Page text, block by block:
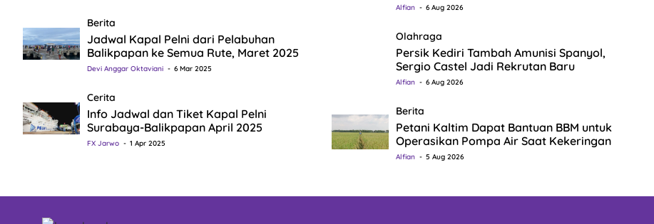
Berita
Jadwal Kapal Pelni dari Pelabuhan
Balikpapan ke Semua Rute, Maret 2025
Devi Anggar Oktaviani 6 Mar 2025
Cerita
Info Jadwal dan Tiket Kapal Pelni
Surabaya-Balikpapan April 2025
FX Jarwo 1 Apr 2025
Alfian 6 Aug 2026
Olahraga
Persik Kediri Tambah Amunisi Spanyol,
Sergio Castel Jadi Rekrutan Baru
Alfian 6 Aug 2026
Berita
Petani Kaltim Dapat Bantuan BBM untuk
Operasikan Pompa Air Saat Kekeringan
Alfian 5 Aug 2026